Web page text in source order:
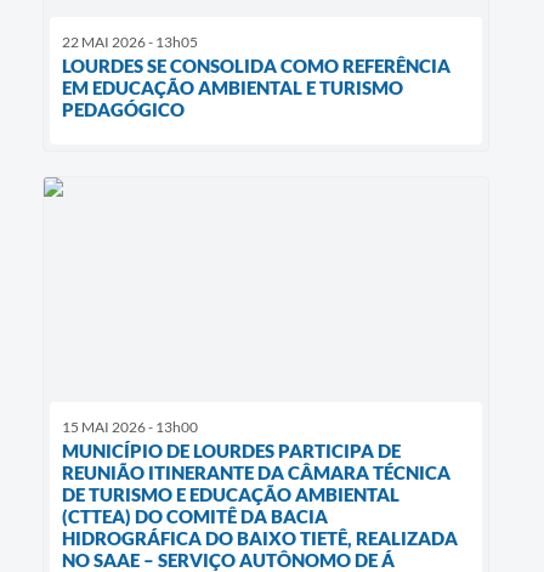
22 MAI 2026 - 13h05
LOURDES SE CONSOLIDA COMO REFERÊNCIA
EM EDUCAÇÃO AMBIENTAL E TURISMO
PEDAGÓGICO
15 MAI 2026 - 13h00
MUNICÍPIO DE LOURDES PARTICIPA DE
REUNIÃO ITINERANTE DA CÂMARA TÉCNICA
DE TURISMO E EDUCAÇÃO AMBIENTAL
(CTTEA) DO COMITÊ DA BACIA
HIDROGRÁFICA DO BAIXO TIETÊ, REALIZADA
NO SAAE – SERVIÇO AUTÔNOMO DE Á